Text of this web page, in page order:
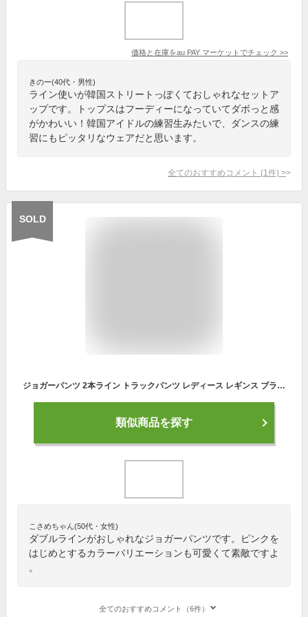
価格と在庫をau PAY マーケット でチェック >>
きのー(40代・男性)
ライン使いが韓国ストリートっぽくておしゃれなセットア
ップです。トップスはフーディーになっていてダボっと感
がかわいい！韓国アイドルの練習生みたいで、ダンスの練
習にもピッタリなウェアだと思います。
全てのおすすめコメント (1 件) >
SOLD
ジョガーパンツ 2本ライン トラックパンツ レディース レギンス ブラック/ピンク/ベージュ ジム/フィットネス/ヨガ/スポーツ 夏用 涼しい シンプル カジュアル スポーティー 韓国ファッション 可愛い プチプラ 着回しコーデ ルームウェア
類似商品を探す
こさめちゃん(50代・女性)
ダブルラインがおしゃれなジョガーパンツです。ピンクを
はじめとするカラーバリエーションも可愛くて素敵ですよ
。
全てのおすすめコメント（6件）